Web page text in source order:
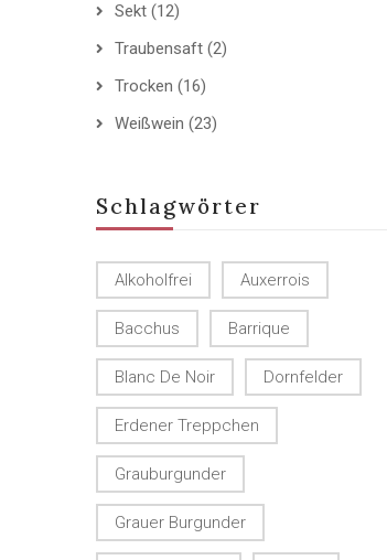
Sekt (12)
Traubensaft (2)
Trocken (16)
Weißwein (23)
Schlagwörter
Alkoholfrei Auxerrois
Bacchus Barrique
Blanc De Noir Dornfelder
Erdener Treppchen
Grauburgunder
Grauer Burgunder